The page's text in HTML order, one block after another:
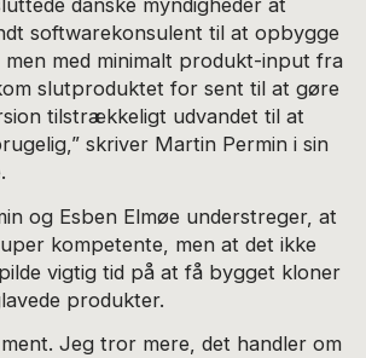
danske myndigheder at
softwarekonsulent til at opbygge
men med minimalt produkt-input fra
slutproduktet for sent til at gøre
tilstrækkeligt udvandet til at
skriver Martin Permin i sin
og Esben Elmøe understreger, at
kompetente, men at det ikke
vigtig tid på at få bygget kloner
produkter.
Jeg tror mere, det handler om